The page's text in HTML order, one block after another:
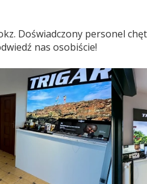
Doświadczony personel
nas osobiście!